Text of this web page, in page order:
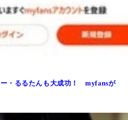
・るるたんも大成功！ myfansが